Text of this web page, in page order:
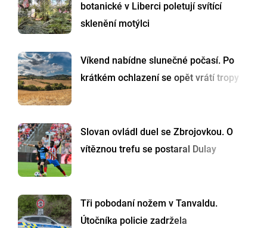
botanické v Liberci poletují svítící
sklenění motýlci
Víkend nabídne slunečné počasí. Po
krátkém ochlazení se opět vrátí tropy
Slovan ovládl duel se Zbrojovkou. O
vítěznou trefu se postaral Dulay
Tři pobodaní nožem v Tanvaldu.
Útočníka policie zadržela